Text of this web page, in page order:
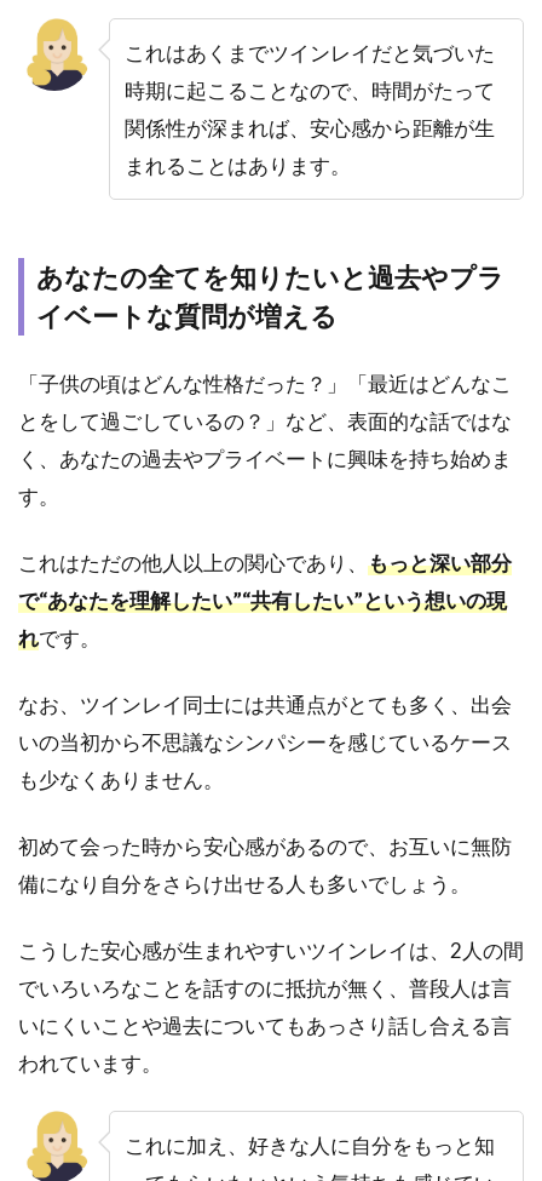
許し
たツ
イン
葉
3.1
やコ
レッ
ク
去を
打ち
明け
てく
3.2
「俺
のも
の
う独
占欲
を言
葉に
3.3
ツイ
ンレ
これはあくまでツインレイだと気づいた
時期に起こることなので、時間がたって
関係性が深まれば、安心感から距離が生
まれることはあります。
あなたの全てを知りたいと過去やプラ
イベートな質問が増える
「子供の頃はどんな性格だった？」「最近はどんなこ
とをして過ごしているの？」など、表面的な話ではな
く、あなたの過去やプライベートに興味を持ち始めま
す。
これはただの他人以上の関心であり、 もっと深い部分
で“あなたを理解したい”“共有したい”という想いの現
れです。
なお、ツインレイ同士には共通点がとても多く、出会
いの当初から不思議なシンパシーを感じているケース
も少なくありません。
初めて会った時から安心感があるので、お互いに無防
備になり自分をさらけ出せる人も多いでしょう。
こうした安心感が生まれやすいツインレイは、2人の間
でいろいろなことを話すのに抵抗が無く、普段人は言
いにくいことや過去についてもあっさり話し合える言
われています。
これに加え、好きな人に自分をもっと知